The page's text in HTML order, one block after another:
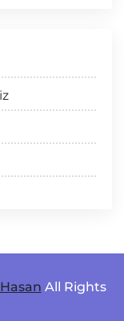
All Rights